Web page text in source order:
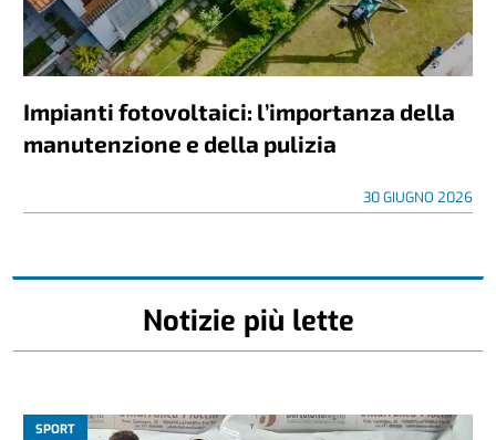
Impianti fotovoltaici: l’importanza della
manutenzione e della pulizia
30 GIUGNO 2026
Notizie più lette
SPORT